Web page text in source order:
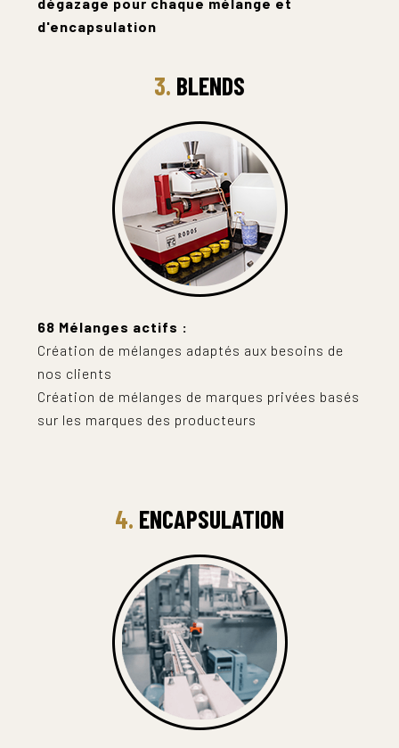
d'encapsulation
3. BLENDS
68 Mélanges actifs :
Création de mélanges adaptés aux besoins de
nos clients
Création de mélanges de marques privées basés
sur les marques des producteurs
4. ENCAPSULATION